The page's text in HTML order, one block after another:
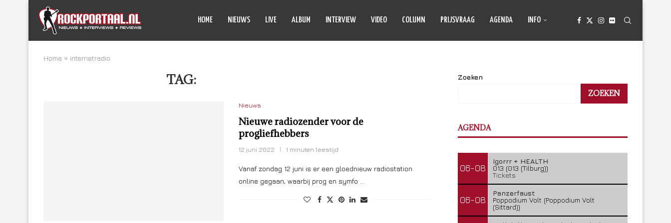
HOME NIEUWS LIVE ALBUM INTERVIEW VIDEO COLUMN PRIJSVRAAG AGENDA INFO
Home » internetradio
TAG:
Nieuws
Nieuwe radiozender voor de
progliefhebbers
12 juni 2022 1 minuten leestijd
Vanaf zondag 12 juni is er een gloednieuw radiostation
online gegaan, waarbij prog en symfo …
Zoeken
ZOEKEN
AGENDA
06-08
Igorrr + HEALTH
013 (013 (Tilburg))
Tickets
06-08
Panzerfaust
Poppodium Volt (Poppodium Volt
(Sittard))